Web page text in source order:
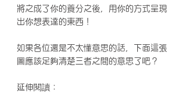
將之成了你的養分之後，用你的方式呈現
出你想表達的東西！
如果各位還是不太懂意思的話，下面這張
圖應該足夠清楚三者之間的意思了吧？
延伸閱讀：